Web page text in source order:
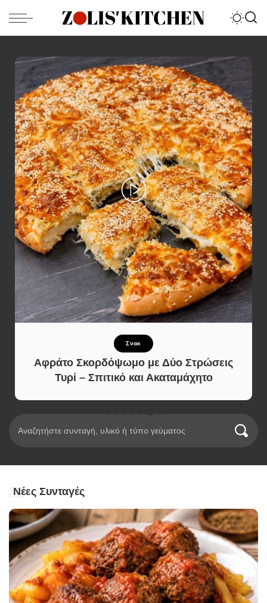
Σνακ
Αφράτο Σκορδόψωμο με Δύο Στρώσεις
Τυρί – Σπιτικό και Ακαταμάχητο
Νέες Συνταγές